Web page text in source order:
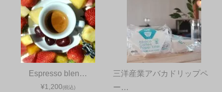
Espresso blen…
¥1,200(税込)
三洋産業アバカドリップペ
ー…